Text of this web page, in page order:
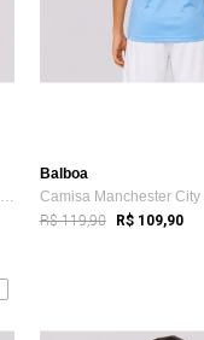
Camisa Internacional Classic Juvenil Vermelha
Balboa
R$ 119,90 R$ 109,90